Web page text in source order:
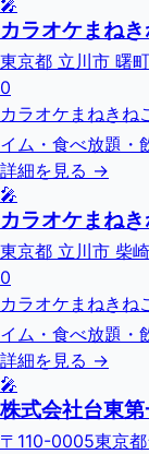
🎤
カラオケまね
東京都 立川市 曙
0
カラオケまねきね
イム・食べ放題・
詳細を見る →
🎤
カラオケまね
東京都 立川市 柴
0
カラオケまねきね
イム・食べ放題・
詳細を見る →
🎤
株式会社台東
〒110-0005東京